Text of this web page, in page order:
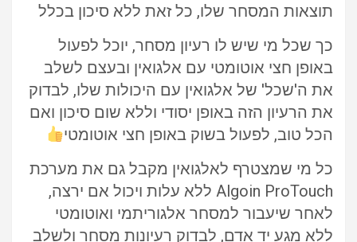
תוצאות המסחר שלו, כל זאת ללא סיכון בכלל
כך שכל מי שיש לו רעיון מסחר, יוכל לפעול
באופן חצי אוטומטי עם אלגואין ובעצם לשלב
את ה'שכל' של אלגואין עם היכולות שלו, לבדוק
את הרעיון הזה באופן יסודי וללא שום סיכון ואם
הכל טוב, לפעול בשוק באופן חצי אוטומטי
כל מי שמצטרף לאלגואין מקבל גם את מערכת
Algoin ProTouch ללא עלות ויכול אם ירצה,
לאחר שיעבור למסחר אלגוריתמי ואוטומטי
ללא מגע יד אדם, לבדוק רעיונות מסחר ולשלב